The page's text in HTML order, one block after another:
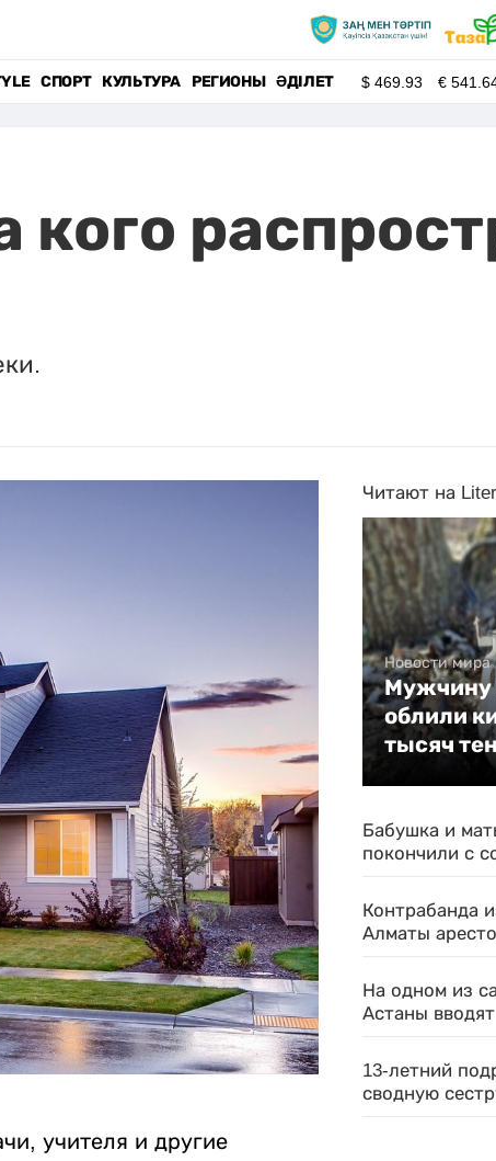
СПОРТ КУЛЬТУРА РЕГИОНЫ ӘДІЛЕТ $469.93 €
кого
учителя и другие
Читают на Liter
Новости мира
Мужчину
облили
тысяч
Бабушка и
покончили с
Контрабанда
Алматы
На одном из
Астаны
13-летний
сводную